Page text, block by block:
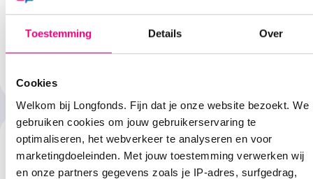
Toestemming Details Over
Cookies
Welkom bij Longfonds. Fijn dat je onze website bezoekt. We
gebruiken cookies om jouw gebruikerservaring te
optimaliseren, het webverkeer te analyseren en voor
marketingdoeleinden. Met jouw toestemming verwerken wij
en onze partners gegevens zoals je IP-adres, surfgedrag,
Verkoudheid is de belangrijkste oorzaak voor hoesten bij